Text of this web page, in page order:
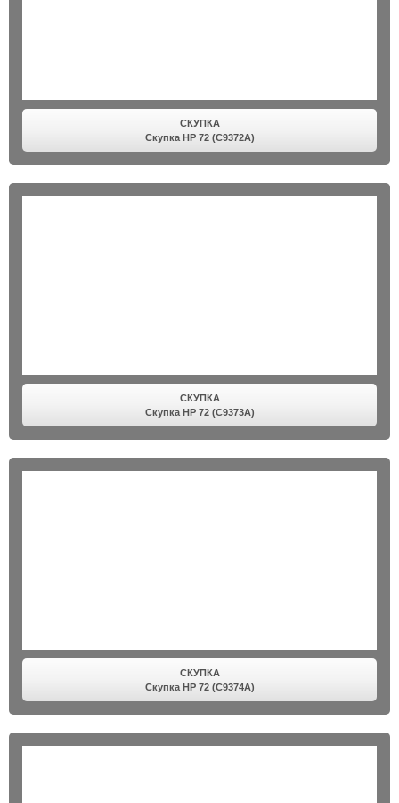
СКУПКА
Скупка HP 72 (C9372A)
СКУПКА
Скупка HP 72 (C9373A)
СКУПКА
Скупка HP 72 (C9374A)